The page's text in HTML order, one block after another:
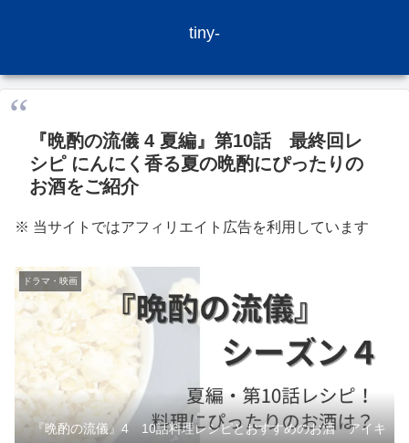
tiny-
『晩酌の流儀 4 夏編』第10話 最終回レ
シピ にんにく香る夏の晩酌にぴったりの
お酒をご紹介
※ 当サイトではアフィリエイト広告を利用しています
ドラマ・映画
『晩酌の流儀』4 10話料理レシピとおすすめのお酒 アイキ